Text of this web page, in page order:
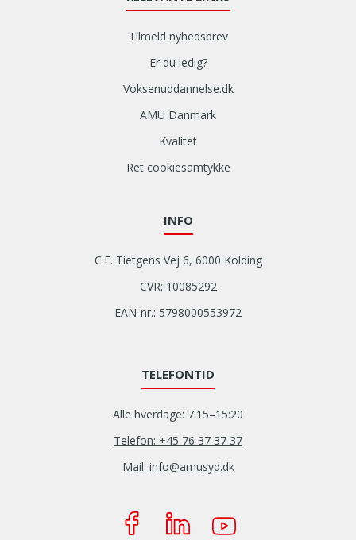
Tilmeld nyhedsbrev
Er du ledig?
Voksenuddannelse.dk
AMU Danmark
Kvalitet
Ret cookiesamtykke
INFO
C.F. Tietgens Vej 6, 6000 Kolding
CVR: 10085292
EAN-nr.: 5798000553972
TELEFONTID
Alle hverdage: 7:15–15:20
Telefon: +45 76 37 37 37
Mail: info@amusyd.dk